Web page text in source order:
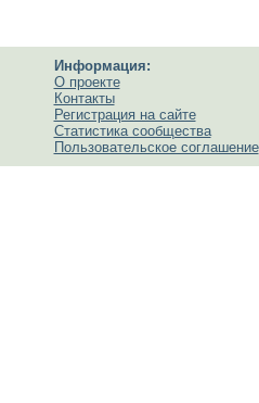
Информация:
О проекте
Контакты
Регистрация на сайте
Статистика сообщества
Пользовательское соглашение